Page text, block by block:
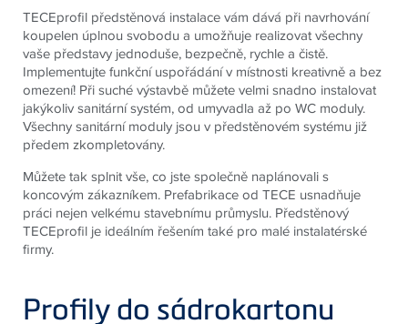
TECEprofil předstěnová instalace vám dává při navrhování
koupelen úplnou svobodu a umožňuje realizovat všechny
vaše představy jednoduše, bezpečně, rychle a čistě.
Implementujte funkční uspořádání v místnosti kreativně a bez
omezení! Při suché výstavbě můžete velmi snadno instalovat
jakýkoliv sanitární systém, od umyvadla až po WC moduly.
Všechny sanitární moduly jsou v předstěnovém systému již
předem zkompletovány.
Můžete tak splnit vše, co jste společně naplánovali s
koncovým zákazníkem. Prefabrikace od TECE usnadňuje
práci nejen velkému stavebnímu průmyslu. Předstěnový
TECEprofil je ideálním řešením také pro malé instalatérské
firmy.
Profily do sádrokartonu